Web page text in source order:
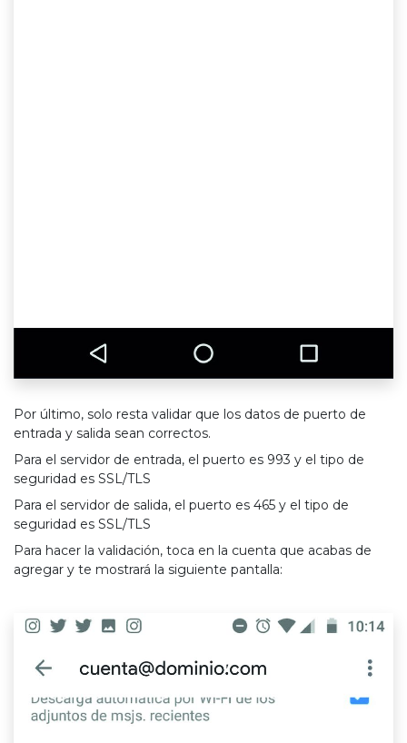
Por último, solo resta validar que los datos de puerto de
entrada y salida sean correctos.
Para el servidor de entrada, el puerto es 993 y el tipo de
seguridad es SSL/TLS
Para el servidor de salida, el puerto es 465 y el tipo de
seguridad es SSL/TLS
Para hacer la validación, toca en la cuenta que acabas de
agregar y te mostrará la siguiente pantalla: